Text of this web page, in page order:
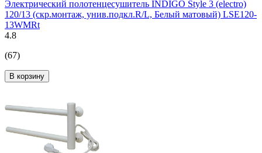
Электрический полотенцесушитель INDIGO Style 3 (electro)
120/13 (скр.монтаж, унив.подкл.R/L, Белый матовый) LSE120-
13WMRt
4.8
(67)
В корзину